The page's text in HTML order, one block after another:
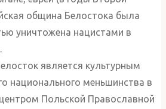
община Белостока была
уничтожена нацистами в
является культурным
национального меньшинства в
Польской Православной